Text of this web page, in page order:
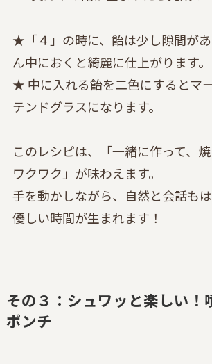
★「４」の時に、飴は少し隙間が
ん中におくと綺麗に仕上がります。
★ 中に入れる飴を二色にするとマ
テンドグラスになります。
このレシピは、「一緒に作って、
ワクワク」が味わえます。
手を動かしながら、自然と会話も
優しい時間が生まれます！
その３：シュワッと楽しい！
ポンチ